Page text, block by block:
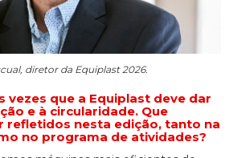
diretor da Equiplast 2026.
vezes que a Equiplast deve dar
e à circularidade. Que
refletidos nesta edição, tanto na
no programa de atividades?